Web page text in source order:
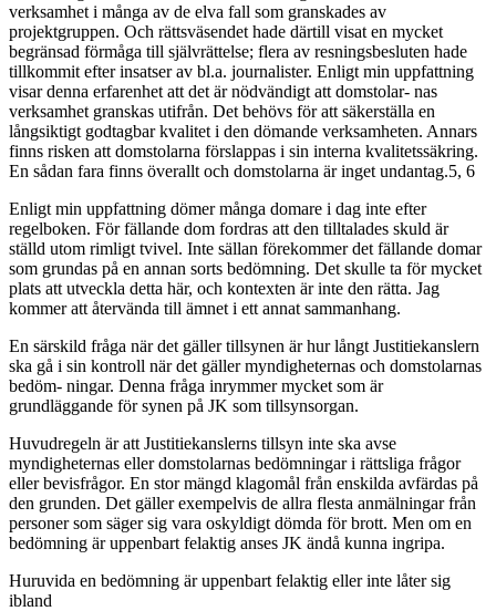
verksamhet i många av de elva fall som granskades av
projektgruppen. Och rättsväsendet hade därtill visat en mycket
begränsad förmåga till självrättelse; flera av resningsbesluten hade
tillkommit efter insatser av bl.a. journalister. Enligt min uppfattning
visar denna erfarenhet att det är nödvändigt att domstolar- nas
verksamhet granskas utifrån. Det behövs för att säkerställa en
långsiktigt godtagbar kvalitet i den dömande verksamheten. Annars
finns risken att domstolarna förslappas i sin interna kvalitetssäkring.
En sådan fara finns överallt och domstolarna är inget undantag.5, 6
Enligt min uppfattning dömer många domare i dag inte efter
regelboken. För fällande dom fordras att den tilltalades skuld är
ställd utom rimligt tvivel. Inte sällan förekommer det fällande domar
som grundas på en annan sorts bedömning. Det skulle ta för mycket
plats att utveckla detta här, och kontexten är inte den rätta. Jag
kommer att återvända till ämnet i ett annat sammanhang.
En särskild fråga när det gäller tillsynen är hur långt Justitiekanslern
ska gå i sin kontroll när det gäller myndigheternas och domstolarnas
bedöm- ningar. Denna fråga inrymmer mycket som är
grundläggande för synen på JK som tillsynsorgan.
Huvudregeln är att Justitiekanslerns tillsyn inte ska avse
myndigheternas eller domstolarnas bedömningar i rättsliga frågor
eller bevisfrågor. En stor mängd klagomål från enskilda avfärdas på
den grunden. Det gäller exempelvis de allra flesta anmälningar från
personer som säger sig vara oskyldigt dömda för brott. Men om en
bedömning är uppenbart felaktig anses JK ändå kunna ingripa.
Huruvida en bedömning är uppenbart felaktig eller inte låter sig
ibland